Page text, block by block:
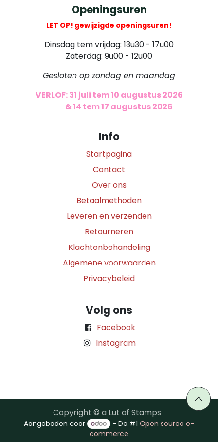
Openingsuren
LET OP! gewijzigde openingsuren!
Dinsdag tem vrijdag: 13u30 - 17u00
Zaterdag: 9u00 - 12u00
Gesloten op zondag en maandag
VERLOF: 31 juli tem 10 augustus 2026
& 14 tem 17 augustus 2026
Info
Startpagina
Contact
Over ons
Betaalmethoden
Leveren en verzenden
Retourneren
Klachtenbehandeling
Algemene voorwaarden
Privacybeleid
Volg ons
Facebook
Instagram
Copyright © a Lut of Stamps
Aangeboden door - De #1Open source e-
commerce